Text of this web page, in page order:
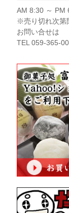
AM 8:30 ～ PM
※売り切れ次第
お問い合せは
TEL 059-365-